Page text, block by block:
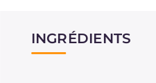
INGRÉDIENTS